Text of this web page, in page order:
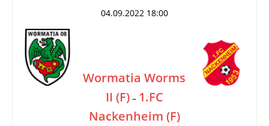
04.09.2022 18:00
Wormatia Worms
II (F) – 1.FC
Nackenheim (F)